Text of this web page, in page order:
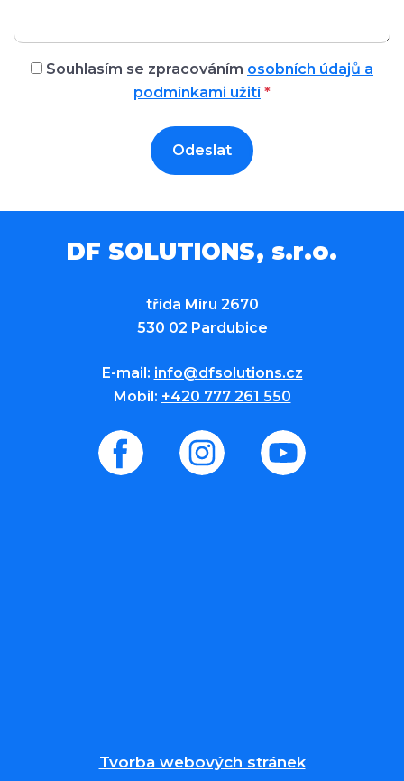
Souhlasím se zpracováním osobních údajů a
podmínkami užití *
Odeslat
DF SOLUTIONS, s.r.o.
třída Míru 2670
530 02 Pardubice
E-mail: info@dfsolutions.cz
Mobil: +420 777 261 550
Tvorba webových stránek